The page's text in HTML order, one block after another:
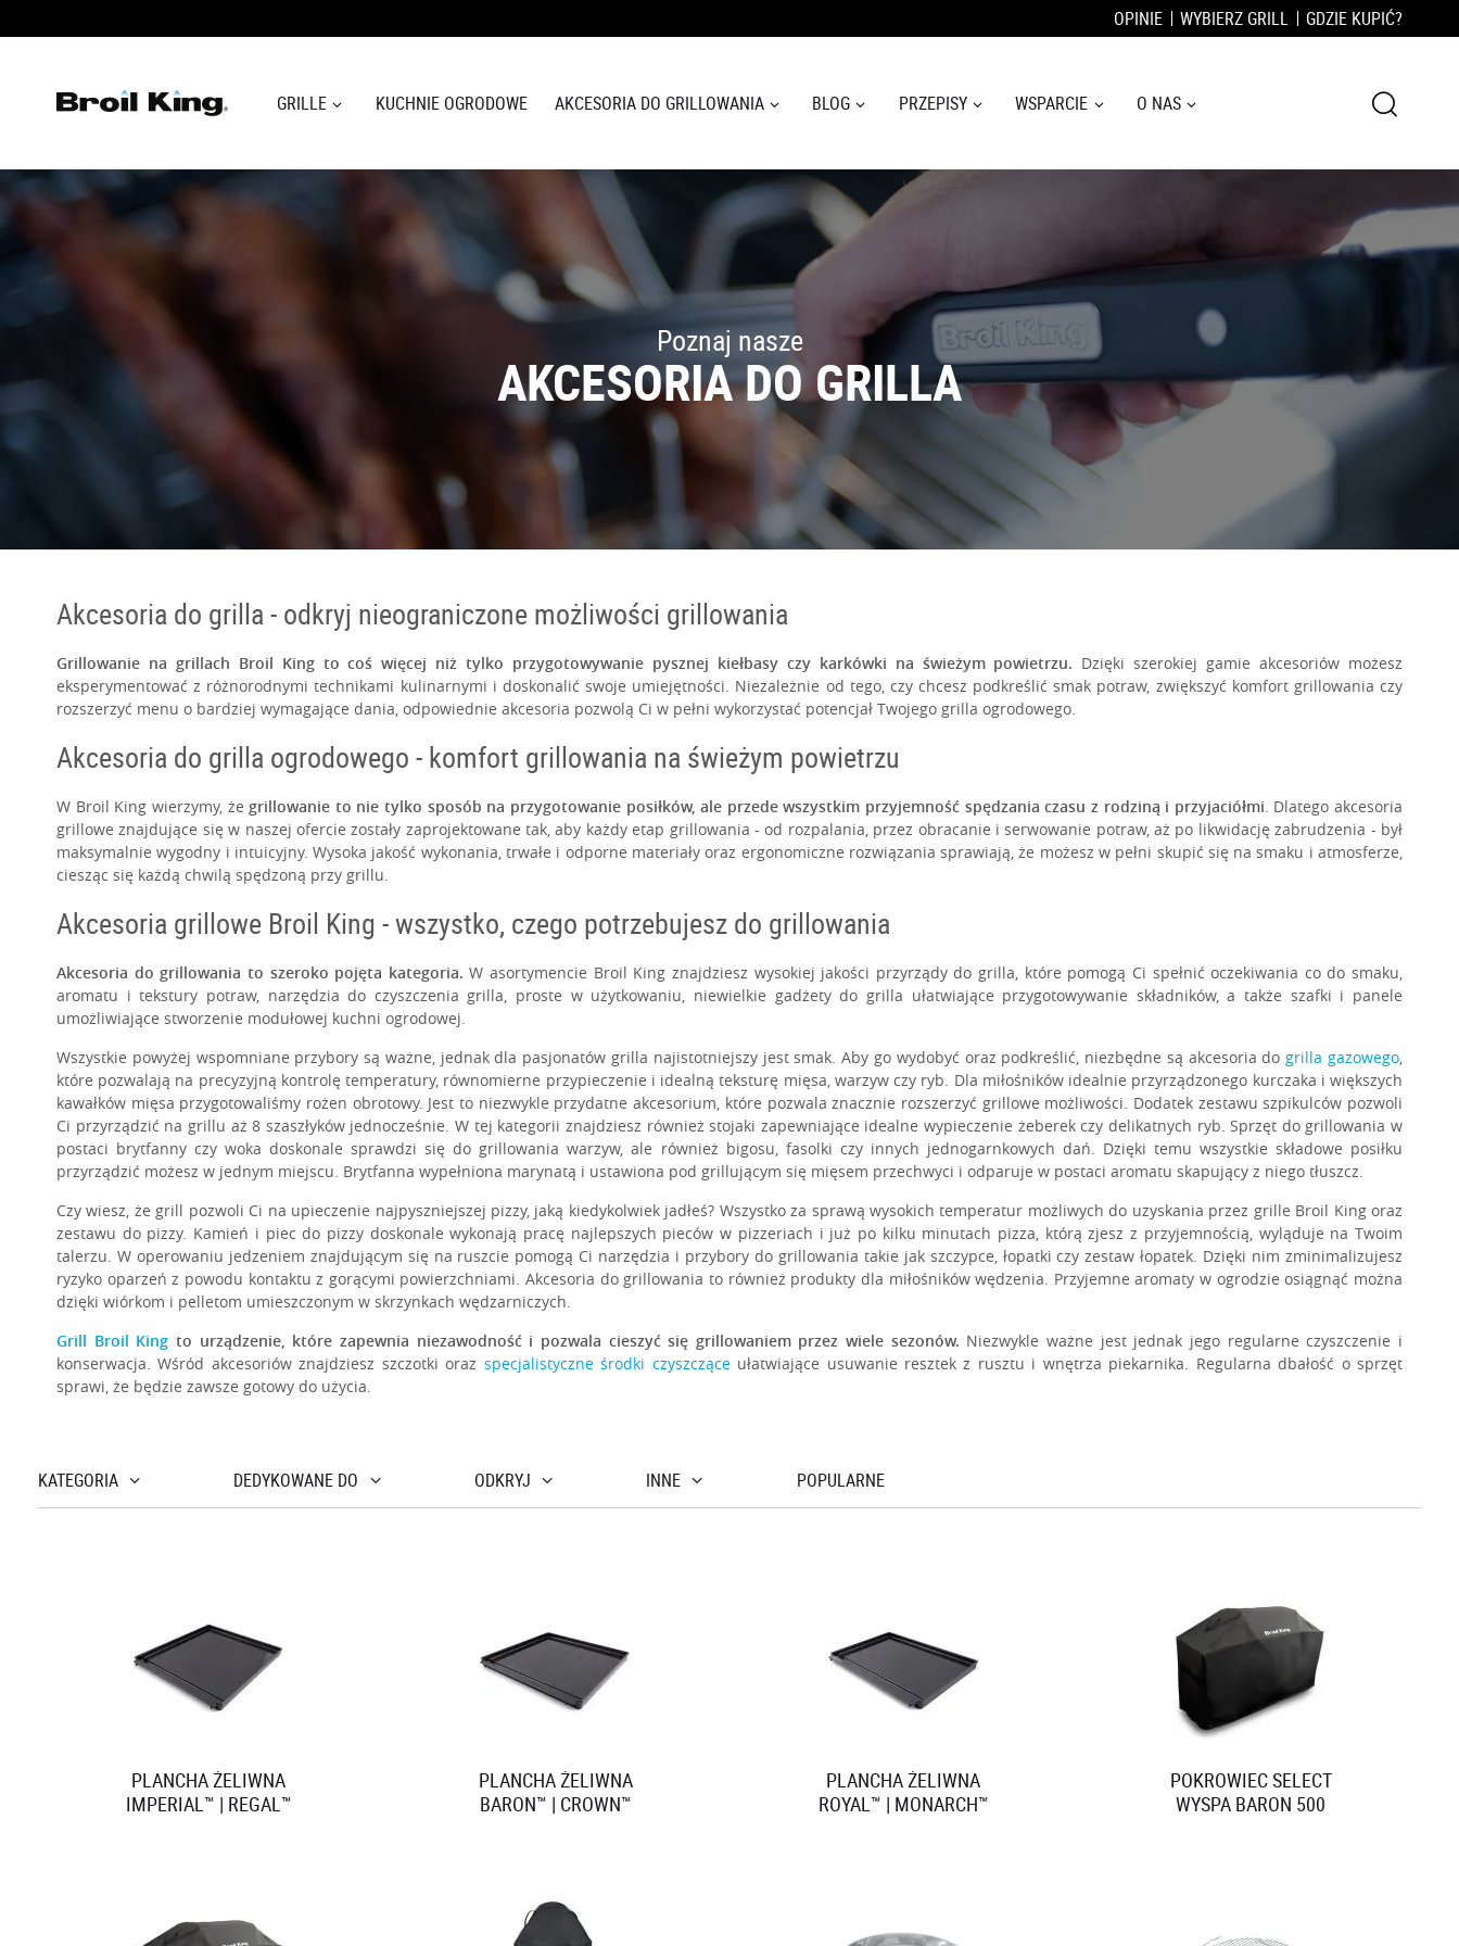
OPINIE WYBIERZ GRILL GDZIE KUPIĆ?
WSPARCIE
O NAS
GRILLE KUCHNIE OGRODOWE AKCESORIA DO GRILLOWANIA BLOG PRZEPISY WSPARCIE O NAS
Poznaj nasze
Akcesoria do grilla - odkryj nieograniczone możliwości grillowania
Grillowanie na grillach Broil King to coś więcej niż tylko przygotowywanie pysznej kiełbasy czy karkówki na świeżym powietrzu. Dzięki szerokiej gamie akcesoriów możesz
eksperymentować z różnorodnymi technikami kulinarnymi i doskonalić swoje umiejętności. Niezależnie od tego, czy chcesz podkreślić smak potraw, zwiększyć komfort grillowania czy
rozszerzyć menu o bardziej wymagające dania, odpowiednie akcesoria pozwolą Ci w pełni wykorzystać potencjał Twojego grilla ogrodowego.
Akcesoria do grilla ogrodowego - komfort grillowania na świeżym powietrzu
W Broil King wierzymy, żegrillowanie to nie tylko sposób na przygotowanie posiłków, ale przede wszystkim przyjemność spędzania czasu z rodziną i przyjaciółmi. Dlatego akcesoria
grillowe znajdujące się w naszej ofercie zostały zaprojektowane tak, aby każdy etap grillowania - od rozpalania, przez obracanie i serwowanie potraw, aż po likwidację zabrudzenia - był
maksymalnie wygodny i intuicyjny. Wysoka jakość wykonania, trwałe i odporne materiały oraz ergonomiczne rozwiązania sprawiają, że możesz w pełni skupić się na smaku i atmosferze,
ciesząc się każdą chwilą spędzoną przy grillu.
Akcesoria grillowe Broil King - wszystko, czego potrzebujesz do grillowania
Akcesoria do grillowania to szeroko pojęta kategoria. W asortymencie Broil King znajdziesz wysokiej jakości przyrządy do grilla, które pomogą Ci spełnić oczekiwania co do smaku,
aromatu i tekstury potraw, narzędzia do czyszczenia grilla, proste w użytkowaniu, niewielkie gadżety do grilla ułatwiające przygotowywanie składników, a także szafki i panele
umożliwiające stworzenie modułowej kuchni ogrodowej.
Wszystkie powyżej wspomniane przybory są ważne, jednak dla pasjonatów grilla najistotniejszy jest smak. Aby go wydobyć oraz podkreślić, niezbędne są akcesoria dogrilla gazowego,
które pozwalają na precyzyjną kontrolę temperatury, równomierne przypieczenie i idealną teksturę mięsa, warzyw czy ryb. Dla miłośników idealnie przyrządzonego kurczaka i większych
kawałków mięsa przygotowaliśmy rożen obrotowy. Jest to niezwykle przydatne akcesorium, które pozwala znacznie rozszerzyć grillowe możliwości. Dodatek zestawu szpikulców pozwoli
Ci przyrządzić na grillu aż 8 szaszłyków jednocześnie. W tej kategorii znajdziesz również stojaki zapewniające idealne wypieczenie żeberek czy delikatnych ryb. Sprzęt do grillowania w
postaci brytfanny czy woka doskonale sprawdzi się do grillowania warzyw, ale również bigosu, fasolki czy innych jednogarnkowych dań. Dzięki temu wszystkie składowe posiłku
przyrządzić możesz w jednym miejscu. Brytfanna wypełniona marynatą i ustawiona pod grillującym się mięsem przechwyci i odparuje w postaci aromatu skapujący z niego tłuszcz.
Czy wiesz, że grill pozwoli Ci na upieczenie najpyszniejszej pizzy, jaką kiedykolwiek jadłeś? Wszystko za sprawą wysokich temperatur możliwych do uzyskania przez grille Broil King oraz
zestawu do pizzy. Kamień i piec do pizzy doskonale wykonają pracę najlepszych pieców w pizzeriach i już po kilku minutach pizza, którą zjesz z przyjemnością, wyląduje na Twoim
talerzu. W operowaniu jedzeniem znajdującym się na ruszcie pomogą Ci narzędzia i przybory do grillowania takie jak szczypce, łopatki czy zestaw łopatek. Dzięki nim zminimalizujesz
ryzyko oparzeń z powodu kontaktu z gorącymi powierzchniami. Akcesoria do grillowania to również produkty dla miłośników wędzenia. Przyjemne aromaty w ogrodzie osiągnąć można
dzięki wiórkom i pelletom umieszczonym w skrzynkach wędzarniczych.
Grill Broil King to urządzenie, które zapewnia niezawodność i pozwala cieszyć się grillowaniem przez wiele sezonów. Niezwykle ważne jest jednak jego regularne czyszczenie i
konserwacja. Wśród akcesoriów znajdziesz szczotki oraz specjalistyczne środki czyszcząceułatwiające usuwanie resztek z rusztu i wnętrza piekarnika. Regularna dbałość o sprzęt
sprawi, że będzie zawsze gotowy do użycia.
Rozwiń opis
KATEGORIA DEDYKOWANE DO ODKRYJ INNE POPULARNE
PLANCHA ŻELIWNA
IMPERIAL™ | REGAL™
BARON™ | CROWN™
ROYAL™ | MONARCH™
WYSPA BARON 500
POKROWIEC SELECT
WYSPA BARON 400
POKROWIEC SELECT
KETTLE
PIERŚCIEŃ KULINARNY
57 CM
RUSZT DO MORE KETTLE
CROWN 57 CM
STALOWE KOSZE NA
WĘGIEL
WOK BARON